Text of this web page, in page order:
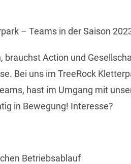
– Teams in der Saison
brauchst Action und
Bei uns im TreeRock
hast im Umgang mit
in Bewegung! Interesse?
Betriebsablauf